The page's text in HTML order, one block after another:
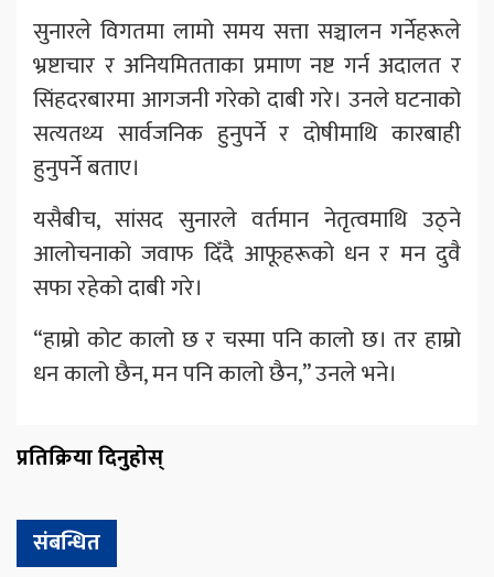
सुनारले विगतमा लामो समय सत्ता सञ्चालन गर्नेहरूले
भ्रष्टाचार र अनियमितताका प्रमाण नष्ट गर्न अदालत र
सिंहदरबारमा आगजनी गरेको दाबी गरे। उनले घटनाको
सत्यतथ्य सार्वजनिक हुनुपर्ने र दोषीमाथि कारबाही
हुनुपर्ने बताए।
यसैबीच, सांसद सुनारले वर्तमान नेतृत्वमाथि उठ्ने
आलोचनाको जवाफ दिँदै आफूहरूको धन र मन दुवै
सफा रहेको दाबी गरे।
“हाम्रो कोट कालो छ र चस्मा पनि कालो छ। तर हाम्रो
धन कालो छैन, मन पनि कालो छैन,” उनले भने।
प्रतिक्रिया दिनुहोस्
संबन्धित